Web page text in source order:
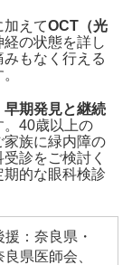
加えてOCT（光
の状態を詳し
もなく行える
早期発見と継続
。40歳以上の
族に緑内障の
診をご検討く
的な眼科検診
援：奈良県・
良県医師会、